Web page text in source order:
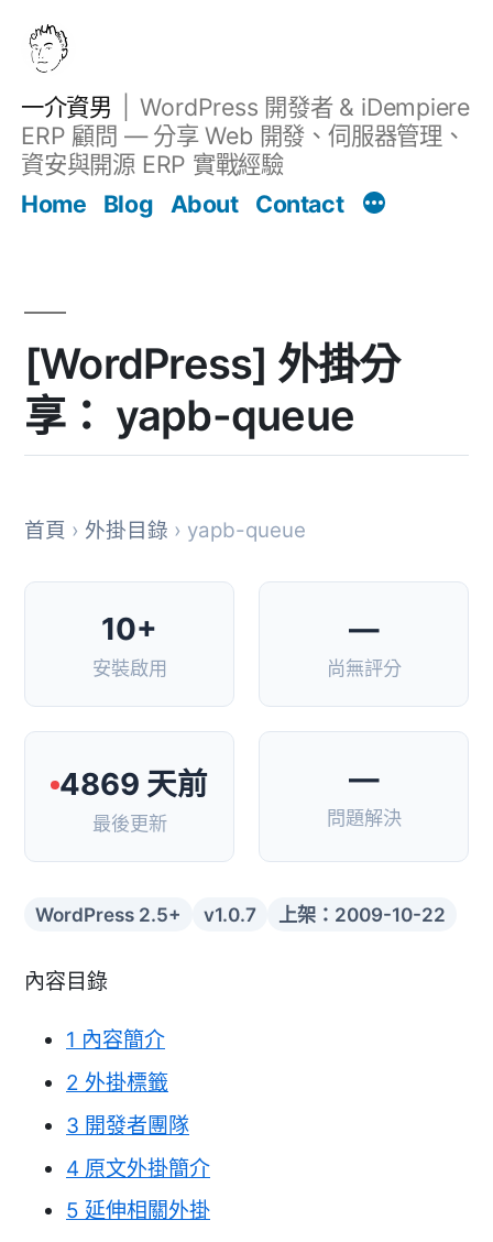
一介資男
WordPress 開發者 & iDempiere
ERP 顧問 — 分享 Web 開發、伺服器管理、
資安與開源 ERP 實戰經驗
Home
Blog About Contact
[WordPress] 外掛分
享： yapb-queue
首頁 › 外掛目錄 › yapb-queue
10+
安裝啟用
—
尚無評分
4869 天前
最後更新
—
問題解決
WordPress 2.5+ v1.0.7 上架：2009-10-22
內容目錄
1 內容簡介
2 外掛標籤
3 開發者團隊
4 原文外掛簡介
5 延伸相關外掛
文章